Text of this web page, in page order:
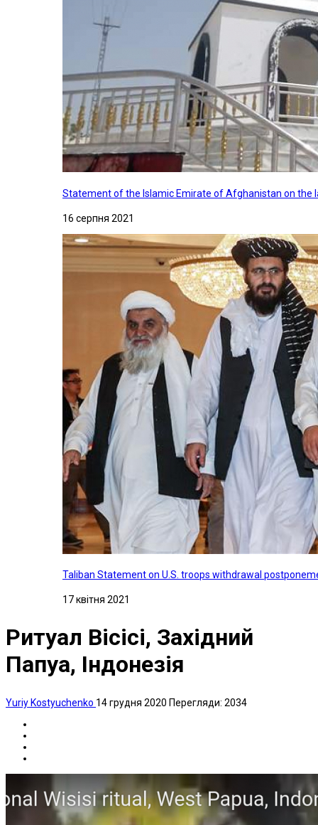
Statement of the Islamic Emirate of Afghanistan on
16 серпня 2021
Taliban Statement on U.S. troops withdrawal
17 квітня 2021
Ритуал Вісісі, Західний
Папуа, Індонезія
Yuriy Kostyuchenko 14 грудня 2020 Перегляди: 2034